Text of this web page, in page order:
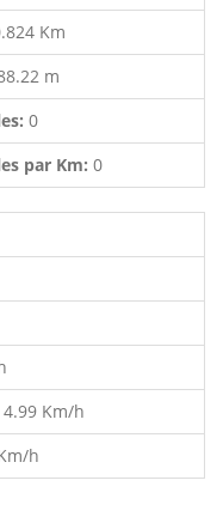
Km
m
0
par Km: 0
4.99 Km/h
h